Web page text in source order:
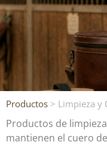
Productos > Limpieza y
Productos de
mantienen el cuero